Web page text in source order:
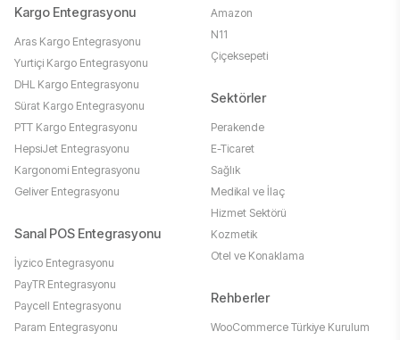
Kargo Entegrasyonu
Aras Kargo Entegrasyonu
Yurtiçi Kargo Entegrasyonu
DHL Kargo Entegrasyonu
Sürat Kargo Entegrasyonu
PTT Kargo Entegrasyonu
HepsiJet Entegrasyonu
Kargonomi Entegrasyonu
Geliver Entegrasyonu
Sanal POS Entegrasyonu
İyzico Entegrasyonu
PayTR Entegrasyonu
Paycell Entegrasyonu
Param Entegrasyonu
Amazon
N11
Çiçeksepeti
Sektörler
Perakende
E-Ticaret
Sağlık
Medikal ve İlaç
Hizmet Sektörü
Kozmetik
Otel ve Konaklama
Rehberler
WooCommerce Türkiye Kurulum